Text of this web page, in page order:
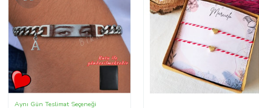
Aynı Gün Teslimat Seçeneği